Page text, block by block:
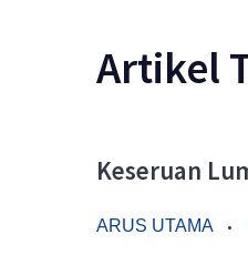
Artikel
Keseruan
ARUS UTAMA